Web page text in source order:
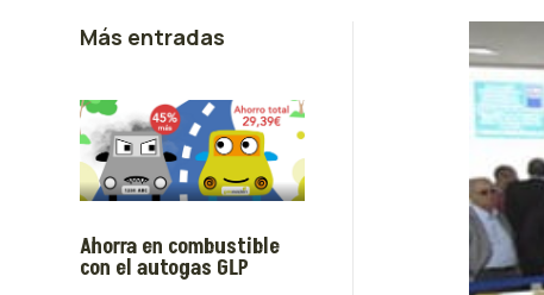
Más entradas
Ahorra en combustible
con el autogas GLP